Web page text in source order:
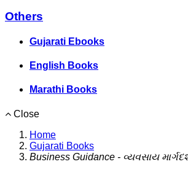
Others
Gujarati Ebooks
English Books
Marathi Books
Close
Home
Gujarati Books
Business Guidance - વ્યવસાય